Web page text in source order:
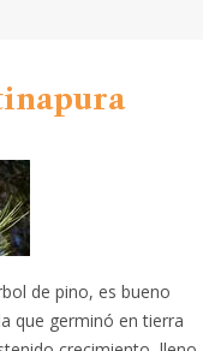
de pino, es bueno
que germinó en tierra